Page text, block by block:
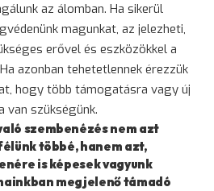
az álomban. Ha sikerül
magunkat, az jelezheti,
erővel és eszközökkel a
azonban tehetetlennek érezzük
hogy több támogatásra vagy új
van szükségünk.
szembenézés nem azt
többé, hanem azt,
is képesek vagyunk
megjelenő támadó